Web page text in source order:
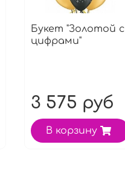
Букет "Золотой с
цифрами"
3 575 руб
В корзину